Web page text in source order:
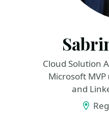
Cloud Solution
Microsoft
and